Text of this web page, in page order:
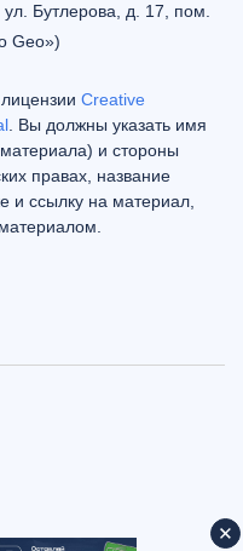
Бутлерова, д. 17, пом.
Geo»)
Creative
. Вы должны указать имя
и стороны
правах, название
и ссылку на материал,